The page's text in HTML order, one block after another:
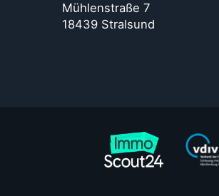
Mühlenstraße 7
18439 Stralsund